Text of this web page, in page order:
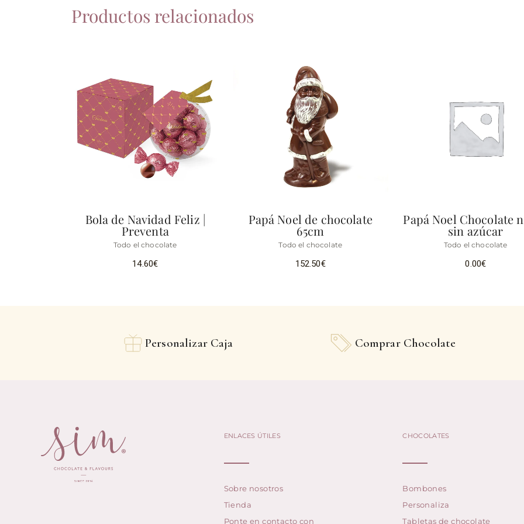
Productos relacionados
Bola de Navidad Feliz |
Preventa
Todo el chocolate
14.60€
Papá Noel de chocolate
65cm
Todo el chocolate
152.50€
Papá Noel Chocolate
sin azúcar
Todo el chocolate
0.00€
Personalizar Caja Comprar Chocolate
ENLACES ÚTILES
Sobre nosotros
Tienda
Ponte en contacto con
CHOCOLATES
Bombones
Personaliza
Tabletas de chocolate